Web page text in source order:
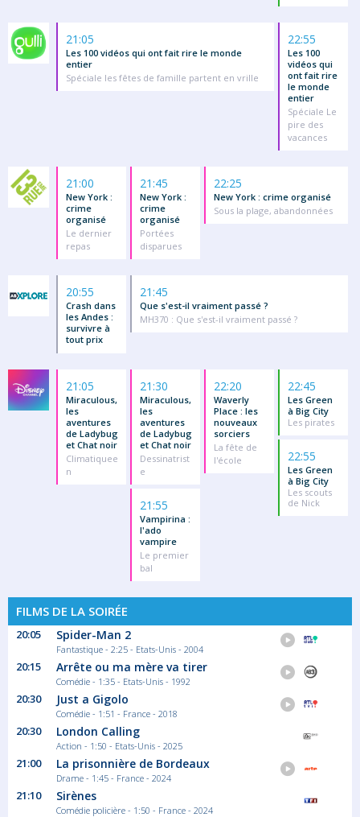
21:05
Les 100 vidéos qui ont fait rire le monde
entier
Spéciale les fêtes de famille partent en vrille
22:55
Les 100
vidéos qui
ont fait rire
le monde
entier
Spéciale Le
pire des
vacances
21:00
New York :
crime
organisé
Le dernier
repas
21:45
New York :
crime
organisé
Portées
disparues
22:25
New York : crime organisé
Sous la plage, abandonnées
20:55
Crash dans
les Andes :
survivre à
tout prix
21:45
Que s'est-il vraiment passé ?
MH370 : Que s'est-il vraiment passé ?
21:05
Miraculous,
les
aventures
de Ladybug
et Chat noir
Climatiquee
n
21:30
Miraculous,
les
aventures
de Ladybug
et Chat noir
Dessinatrist
e
21:55
Vampirina :
l'ado
vampire
Le premier
bal
22:20
Waverly
Place : les
nouveaux
sorciers
La fête de
l'école
22:45
Les Green
à Big City
Les pirates
22:55
Les Green
à Big City
Les scouts
de Nick
FILMS DE LA SOIRÉE
20:05 Spider-Man 2
Fantastique - 2:25 - Etats-Unis - 2004
20:15 Arrête ou ma mère va tirer
Comédie - 1:35 - Etats-Unis - 1992
20:30 Just a Gigolo
Comédie - 1:51 - France - 2018
20:30 London Calling
Action - 1:50 - Etats-Unis - 2025
21:00 La prisonnière de Bordeaux
Drame - 1:45 - France - 2024
21:10 Sirènes
Comédie policière - 1:50 - France - 2024